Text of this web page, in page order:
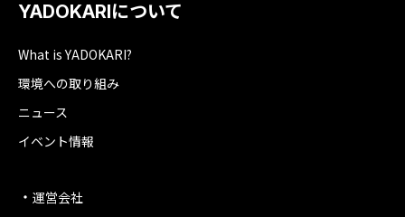
YADOKARIについて
What is YADOKARI?
環境への取り組み
ニュース
イベント情報
運営会社